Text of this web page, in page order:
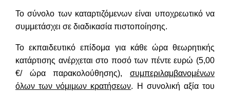
Το σύνολο των καταρτιζόμενων είναι υποχρεωτικό να
συμμετάσχει σε διαδικασία πιστοποίησης.
Το εκπαιδευτικό επίδομα για κάθε ώρα θεωρητικής
κατάρτισης ανέρχεται στο ποσό των πέντε ευρώ (5,00
€/ ώρα παρακολούθησης), συμπεριλαμβανομένων
όλων των νόμιμων κρατήσεων. Η συνολική αξία του